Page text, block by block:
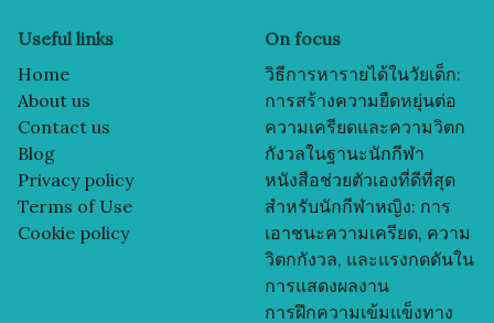
Useful links
Home
About us
Contact us
Blog
Privacy policy
Terms of Use
Cookie policy
On focus
วิธีการหารายได้ในวัยเด็ก:
การสร้างความยืดหยุ่นต่อ
ความเครียดและความวิตก
กังวลในฐานะนักกีฬา
หนังสือช่วยตัวเองที่ดีที่สุด
สำหรับนักกีฬาหญิง: การ
เอาชนะความเครียด, ความ
วิตกกังวล, และแรงกดดันใน
การแสดงผลงาน
การฝึกความเข้มแข็งทาง